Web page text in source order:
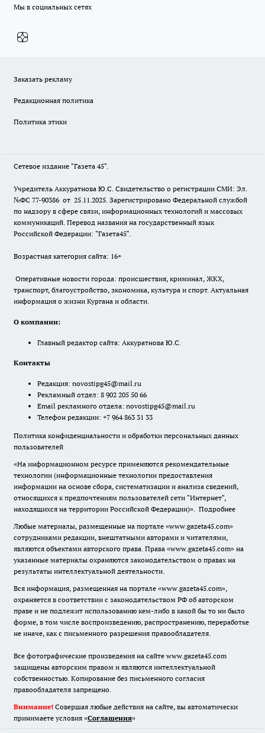
Мы в социальных сетях
Заказать рекламу
Редакционная политика
Политика этики
Сетевое издание "Газета 45".
Учредитель Аккуратнова Ю.С. Свидетельство о регистрации СМИ: Эл.
№ФС 77-90386 от 25.11.2025. Зарегистрировано Федеральной службой
по надзору в сфере связи, информационных технологий и массовых
коммуникаций. Перевод названия на государственный язык
Российской Федерации: "Газета45".
Возрастная категория сайта: 16+
Оперативные новости города: происшествия, криминал, ЖКХ,
транспорт, благоустройство, экономика, культура и спорт. Актуальная
информация о жизни Кургана и области.
О компании:
Главный редактор сайта: Аккуратнова Ю.С.
Контакты
Редакция: novostipg45@mail.ru
Рекламный отдел: 8 902 205 50 66
Email рекламного отдела: novostipg45@mail.ru
Телефон редакции: +7 964 863 31 33
Политика конфиденциальности и обработки персональных данных
пользователей
«На информационном ресурсе применяются рекомендательные
технологии (информационные технологии предоставления
информации на основе сбора, систематизации и анализа сведений,
относящихся к предпочтениям пользователей сети "Интернет",
находящихся на территории Российской Федерации)». Подробнее
Любые материалы, размещенные на портале «www.gazeta45.com»
сотрудниками редакции, внештатными авторами и читателями,
являются объектами авторского права. Права «www.gazeta45.com» на
указанные материалы охраняются законодательством о правах на
результаты интеллектуальной деятельности.
Вся информация, размещенная на портале «www.gazeta45.com»,
охраняется в соответствии с законодательством РФ об авторском
праве и не подлежит использованию кем-либо в какой бы то ни было
форме, в том числе воспроизведению, распространению, переработке
не иначе, как с письменного разрешения правообладателя.
Все фотографические произведения на сайте www.gazeta45.com
защищены авторским правом и являются интеллектуальной
собственностью. Копирование без письменного согласия
правообладателя запрещено.
Внимание! Совершая любые действия на сайте, вы автоматически
принимаете условия «Cоглашения»